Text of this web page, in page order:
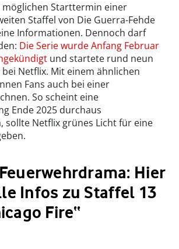
möglichen Starttermin einer
Staffel von Die Guerra-Fehde
Informationen. Dennoch darf
Die Serie wurde Anfang Februar
und startete rund neun
Netflix. Mit einem ähnlichen
Fans auch bei einer
So scheint eine
Ende 2025 durchaus
sollte Netflix grünes Licht für eine
Hier
Infos zu Staffel 13
Fire“